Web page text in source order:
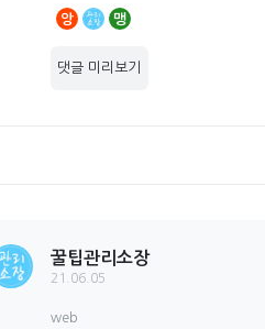
앙 맹
댓글 미리보기
꿀팁관리소장
21.06.05
web